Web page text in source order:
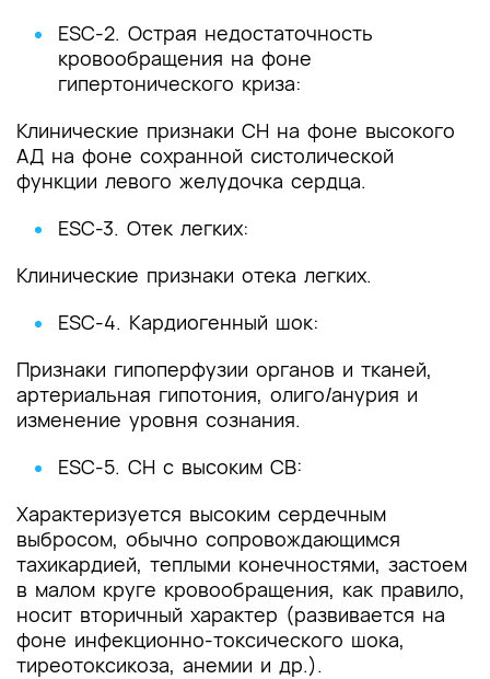
ESC-2. Острая недостаточность
кровообращения на фоне
гипертонического криза:
Клинические признаки СН на фоне высокого
АД на фоне сохранной систолической
функции левого желудочка сердца.
ESC-3. Отек легких:
Клинические признаки отека легких.
ESC-4. Кардиогенный шок:
Признаки гипоперфузии органов и тканей,
артериальная гипотония, олиго/анурия и
изменение уровня сознания.
ESC-5. СН с высоким СВ:
Характеризуется высоким сердечным
выбросом, обычно сопровождающимся
тахикардией, теплыми конечностями, застоем
в малом круге кровообращения, как правило,
носит вторичный характер (развивается на
фоне инфекционно-токсического шока,
тиреотоксикоза, анемии и др.).